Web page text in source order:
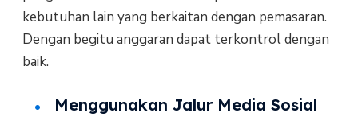
kebutuhan lain yang berkaitan dengan pemasaran.
Dengan begitu anggaran dapat terkontrol dengan
baik.
Menggunakan Jalur Media Sosial